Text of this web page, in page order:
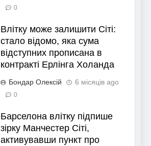
0
Влітку може залишити Сіті:
стало відомо, яка сума
відступних прописана в
контракті Ерлінга Холанда
Бондар Олексій 6 місяців ago
0
Барселона влітку підпише
зірку Манчестер Сіті,
активувавши пункт про